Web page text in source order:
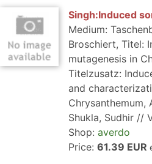
Singh:Induced
Medium:
Broschiert, Titel:
mutagenesis in
Titelzusatz:
and
Chrysanthemum,
Shukla, Sudhir //
Shop: averdo
Price: 61.39 EUR